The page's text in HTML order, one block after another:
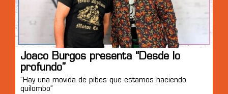
Joaco Burgos presenta “Desde lo
profundo”
“Hay una movida de pibes que estamos haciendo
quilombo”